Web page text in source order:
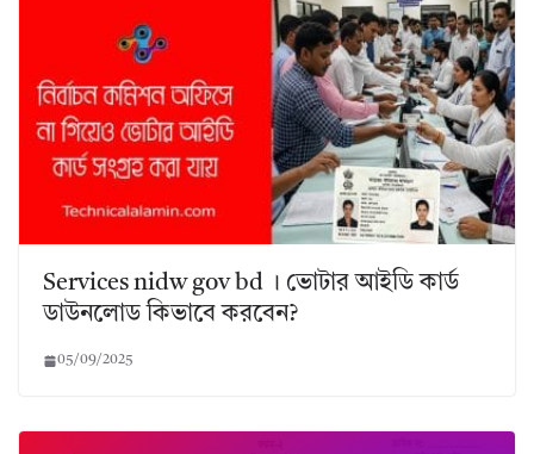
Services nidw gov bd । ভোটার আইডি কার্ড
ডাউনলোড কিভাবে করবেন?
05/09/2025